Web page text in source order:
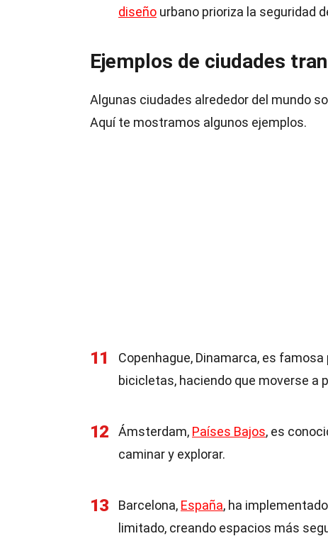
diseño urbano prioriza la seguridad
Ejemplos de ciudades
Algunas ciudades alrededor del mundo
Aquí te mostramos algunos ejemplos.
11
Copenhague, Dinamarca, es
bicicletas, haciendo que moverse a
12 Ámsterdam, Países Bajos, es
caminar y explorar.
13 Barcelona, España, ha
limitado, creando espacios más